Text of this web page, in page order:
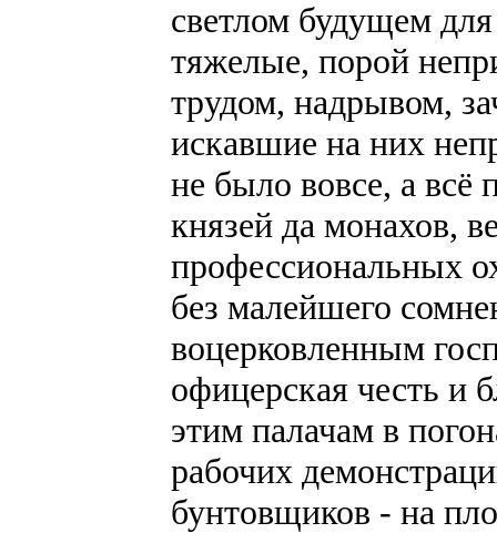
светлом будущем
тяжелые, порой
трудом, надрывом,
искавшие на них
не было вовсе, а всё
князей да монахов,
профессиональных
без малейшего
воцерковленным
офицерская честь и
этим палачам в
рабочих
бунтовщиков - на